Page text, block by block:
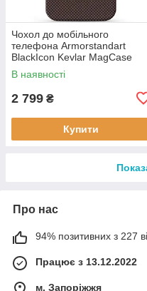
Чохол до мобільного
телефона Armorstandart
BlackIcon Kevlar MagCase
Apple iPhone 17 Sunset
(ARM90153)
В наявності
2 799 ₴
Купити
Про нас
94% позитивних з 227
Працює з 13.12.2022
м. Запоріжжя